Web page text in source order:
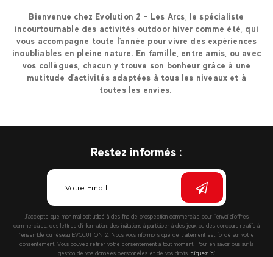
Bienvenue chez Evolution 2 - Les Arcs, le spécialiste
incourtournable des activités outdoor hiver comme été, qui
vous accompagne toute l'année pour vivre des expériences
inoubliables en pleine nature. En famille, entre amis, ou avec
vos collègues, chacun y trouve son bonheur grâce à une
mutitude d'activités adaptées à tous les niveaux et à
toutes les envies.
Restez informés :
J’accepte que mon mail soit utilisé à des fins de prospection commerciale pour l’envoi d’offres
commerciales, des lettres d’information, des invitations à participer à des jeux ou des concours relatifs à
l’ensemble du réseau EVOLUTION 2. Nous vous informons que ce traitement est fondé sur votre
consentement. Vous pouvez retirer votre consentement à tout moment. Pour en savoir plus sur la
gestion de vos données personnelles et de vos droits :cliquez ici